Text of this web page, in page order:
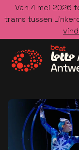
Van 4 mei 2026
trams tussen